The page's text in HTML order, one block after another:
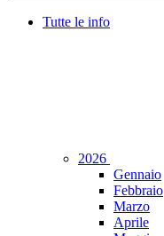
Tutte le info
2026
Gennaio
Febbraio
Marzo
Aprile